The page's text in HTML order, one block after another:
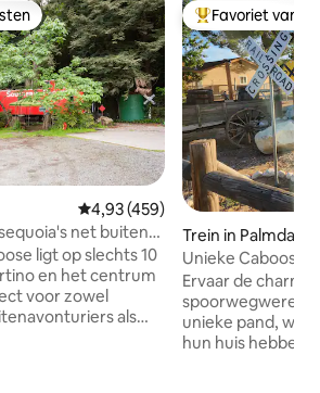
Gemiddelde beoordeling van
4,93 (459)
net buiten
ligt op slechts 10
en het centrum
voor zowel
als
Topfavoriet van
Favoriet van
Trein in Palmdale
Unieke Caboose
Ervaar de charme
spoorwegwereld
unieke pand,
hun huis hebben